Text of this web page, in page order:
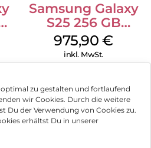
zu gestalten und fortlaufend
wir Cookies. Durch die weitere
Du der Verwendung von Cookies zu.
erhältst Du in unserer
Samsung Galaxy
S25 256 GB
Icyblue
975,90€
inkl. MwSt.
Samsung Galaxy
XCover 7 EE 128
GB Black
237,90€